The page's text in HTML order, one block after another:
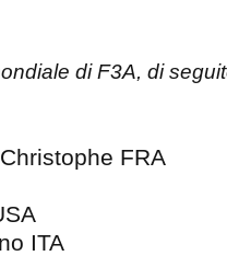
di F3A, di
FRA
ITA